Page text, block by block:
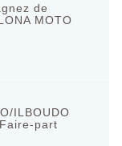
de
MOTO
ILBOUDO
part